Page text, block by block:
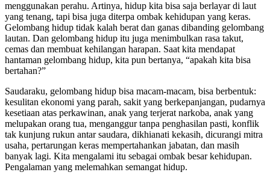
menggunakan perahu. Artinya, hidup kita bisa saja berlayar di laut
yang tenang, tapi bisa juga diterpa ombak kehidupan yang keras.
Gelombang hidup tidak kalah berat dan ganas dibanding gelombang
lautan. Dan gelombang hidup itu juga menimbulkan rasa takut,
cemas dan membuat kehilangan harapan. Saat kita mendapat
hantaman gelombang hidup, kita pun bertanya, “apakah kita bisa
bertahan?”
Saudaraku, gelombang hidup bisa macam-macam, bisa berbentuk:
kesulitan ekonomi yang parah, sakit yang berkepanjangan, pudarnya
kesetiaan atas perkawinan, anak yang terjerat narkoba, anak yang
melupakan orang tua, menganggur tanpa penghasilan pasti, konflik
tak kunjung rukun antar saudara, dikhianati kekasih, dicurangi mitra
usaha, pertarungan keras mempertahankan jabatan, dan masih
banyak lagi. Kita mengalami itu sebagai ombak besar kehidupan.
Pengalaman yang melemahkan semangat hidup.